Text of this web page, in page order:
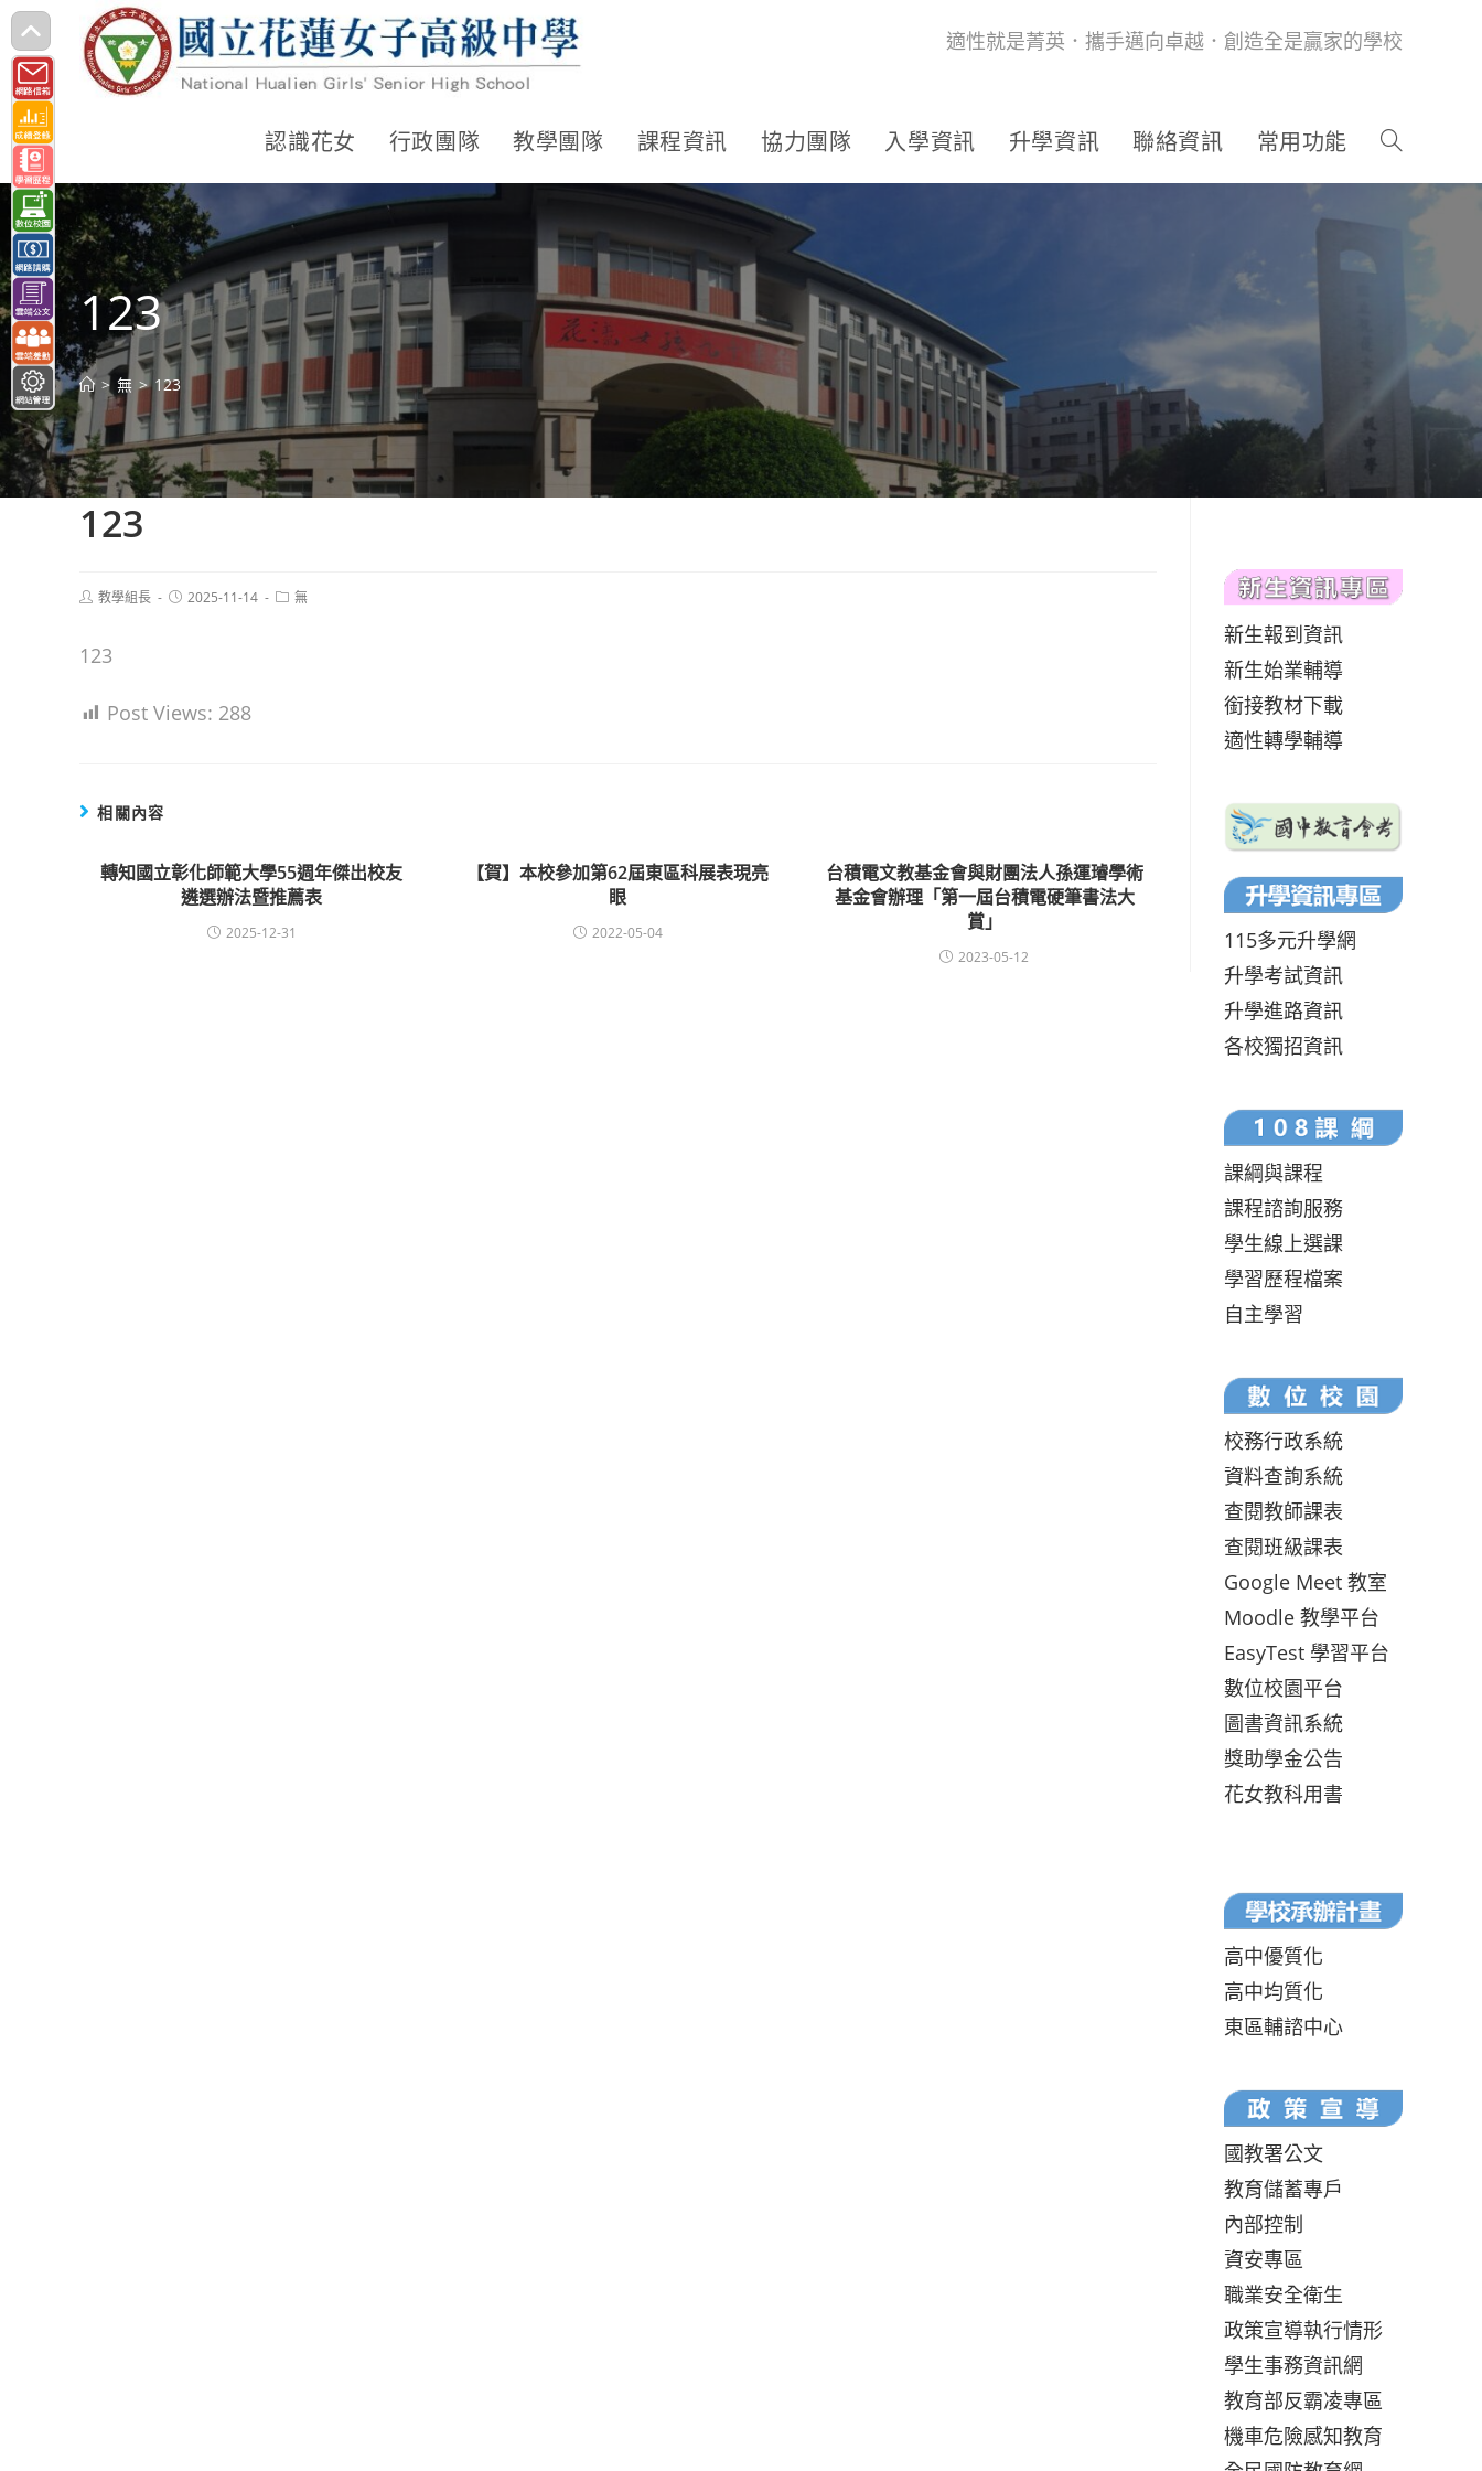
跳
轉
至
主
要
內
容
適性就是菁英．攜手邁向卓越．創造全是贏家的學校
認識花女 行政團隊 教學團隊 課程資訊 協力團隊 入學資訊 升學資訊 聯絡資訊 常用功能
123
> 無 > 123
123
Post教學組長
Post2025-11-14
Post無
123
Post Views: 288
相關內容
轉知國立彰化師範大學55週年傑出校友
遴選辦法暨推薦表
2025-12-31
【賀】本校參加第62屆東區科展表現亮
眼
2022-05-04
台積電文教基金會與財團法人孫運璿學術
基金會辦理「第一屆台積電硬筆書法大
賞」
2023-05-12
新生報到資訊
新生始業輔導
銜接教材下載
適性轉學輔導
115多元升學網
升學考試資訊
升學進路資訊
各校獨招資訊
課綱與課程
課程諮詢服務
學生線上選課
學習歷程檔案
自主學習
校務行政系統
資料查詢系統
查閱教師課表
查閱班級課表
Google Meet 教室
Moodle 教學平台
EasyTest 學習平台
數位校園平台
圖書資訊系統
獎助學金公告
花女教科用書
高中優質化
高中均質化
東區輔諮中心
國教署公文
教育儲蓄專戶
內部控制
資安專區
職業安全衛生
政策宣導執行情形
學生事務資訊網
教育部反霸凌專區
機車危險感知教育